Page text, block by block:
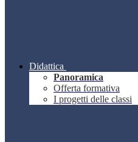
Didattica
Panoramica
Offerta formativa
I progetti delle classi